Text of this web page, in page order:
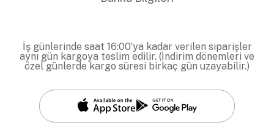
İş günlerinde saat 16:00’ya kadar verilen siparişler
aynı gün kargoya teslim edilir. (İndirim dönemleri ve
özel günlerde kargo süresi birkaç gün uzayabilir.)